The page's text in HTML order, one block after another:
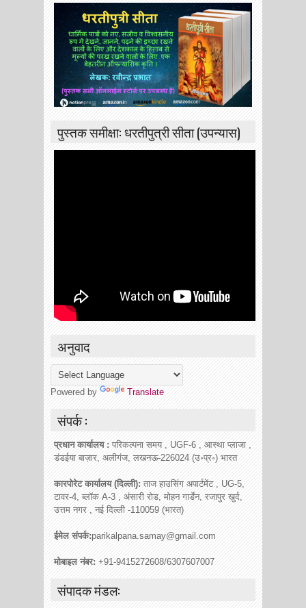
पुस्तक समीक्षा: धरतीपुत्री सीता (उपन्यास)
अनुवाद
Powered by Translate
संपर्क :
प्रधान कार्यालय : परिकल्पना समय , UGF-6 , आस्था प्लाजा ,
डंडईया बाज़ार, अलीगंज, लखनऊ-226024 (उ॰प्र॰) भारत
कारपोरेट कार्यालय (दिल्ली): ताज हाउसिंग अपार्टमेंट , UG-5,
टावर-4, ब्लॉक A-3 , अंसारी रोड, मोहन गार्डेन, रजापुर खुर्द,
उत्तम नगर , नई दिल्ली -110059 (भारत)
ईमेल संपर्क:parikalpana.samay@gmail.com
मोबाइल नंबर: +91-9415272608/6307607007
संपादक मंडल: